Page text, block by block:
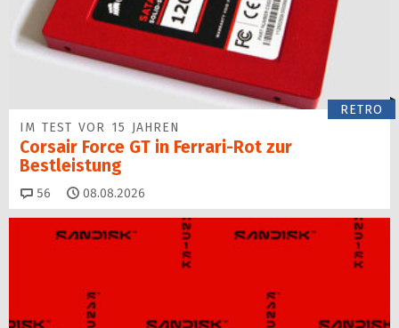
RETRO
IM TEST VOR 15 JAHREN
Corsair Force GT in Ferrari-Rot zur
Bestleistung
56 Kommentare
08.08.2026